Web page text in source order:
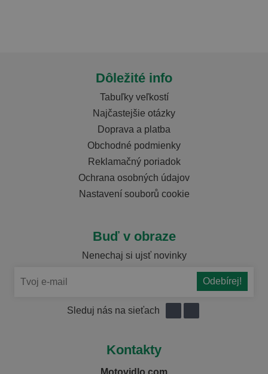
Dôležité info
Tabuľky veľkostí
Najčastejšie otázky
Doprava a platba
Obchodné podmienky
Reklamačný poriadok
Ochrana osobných údajov
Nastavení souborů cookie
Buď v obraze
Nenechaj si ujsť novinky
Sleduj nás na sieťach
Kontakty